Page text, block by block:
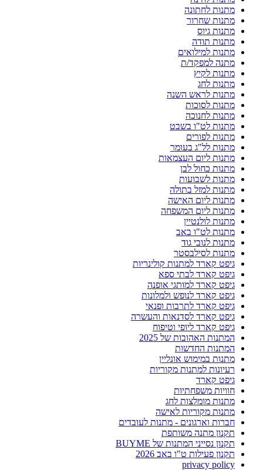
מתנות לחתונה
מתנות שחרור
מתנות גיוס
מתנות תודה
מתנות למילואים
מתנה למפקד/ת
מתנות לקיץ
מתנות לחג
מתנות לראש השנה
מתנות לסוכות
מתנות לחנוכה
מתנות לט"ו בשבט
מתנות לפורים
מתנות לל"ג בעומר
מתנות ליום העצמאות
מתנות כחול לבן
מתנות לשבועות
מתנות למזל בתולה
מתנות ליום האישה
מתנות ליום המשפחה
מתנות לולנטיין
מתנות לט"ו באב
מתנות לנובי גוד
מתנות לסילבסטר
גיפט קארד למתנות קולינריות
גיפט קארד לבתי ספא
גיפט קארד למותגי אופנה
גיפט קארד לנופש ולמלונות
גיפט קארד לתרבות ופנאי
גיפט קארד לסדנאות והעשרה
גיפט קארד ליופי וטיפוח
המתנות האהובות של 2025
המתנות החדשות
מתנות במימוש אונליין
רעיונות למתנות מקוריות
גיפט קארד
חוויות משפחתיות
מתנות מומלצות לחג
מתנות מקוריות לאישה
חברות וארגונים - מתנות לעובדים
תקנון מתנה משותפת
תקנון נסייני המתנות של BUYME
תקנון פעילות ט"ו באב 2026
privacy policy